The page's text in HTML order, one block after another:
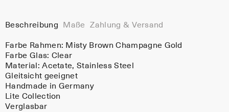
Beschreibung Maße Zahlung & Versand
Farbe Rahmen: Misty Brown Champagne Gold
Farbe Glas: Clear
Material:Acetate, Stainless Steel
Gleitsicht geeignet
Handmade in Germany
Lite Collection
Verglasbar